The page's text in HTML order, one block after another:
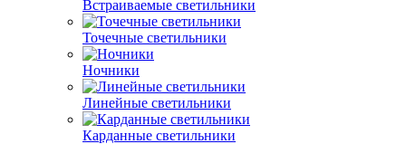
Встраиваемые светильники
Точечные светильники
Ночники
Линейные светильники
Карданные светильники